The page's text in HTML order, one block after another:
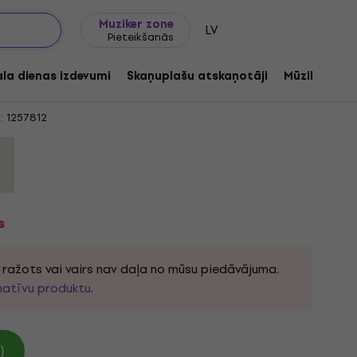
Muziker zone
Pieteikšanās LV
dienas izdevumi Skaņuplašu atskaņotāji Mūzikas
(Limited Edition) (Pink
1257812
vai vairs nav daļa no mūsu piedāvājuma.
produktu.